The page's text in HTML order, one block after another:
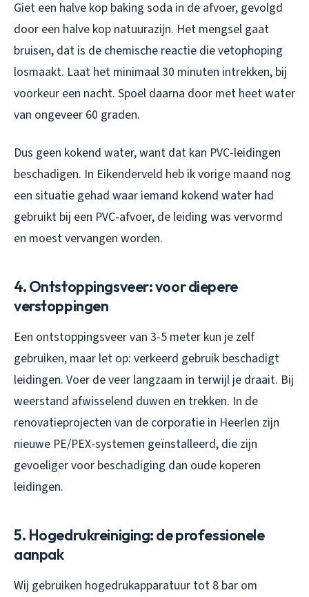
Giet een halve kop baking soda in de afvoer, gevolgd
door een halve kop natuurazijn. Het mengsel gaat
bruisen, dat is de chemische reactie die vetophoping
losmaakt. Laat het minimaal 30 minuten intrekken, bij
voorkeur een nacht. Spoel daarna door met heet water
van ongeveer 60 graden.
Dus geen kokend water, want dat kan PVC-leidingen
beschadigen. In Eikenderveld heb ik vorige maand nog
een situatie gehad waar iemand kokend water had
gebruikt bij een PVC-afvoer, de leiding was vervormd
en moest vervangen worden.
4. Ontstoppingsveer: voor diepere
verstoppingen
Een ontstoppingsveer van 3-5 meter kun je zelf
gebruiken, maar let op: verkeerd gebruik beschadigt
leidingen. Voer de veer langzaam in terwijl je draait. Bij
weerstand afwisselend duwen en trekken. In de
renovatieprojecten van de corporatie in Heerlen zijn
nieuwe PE/PEX-systemen geïnstalleerd, die zijn
gevoeliger voor beschadiging dan oude koperen
leidingen.
5. Hogedrukreiniging: de professionele
aanpak
Wij gebruiken hogedrukapparatuur tot 8 bar om